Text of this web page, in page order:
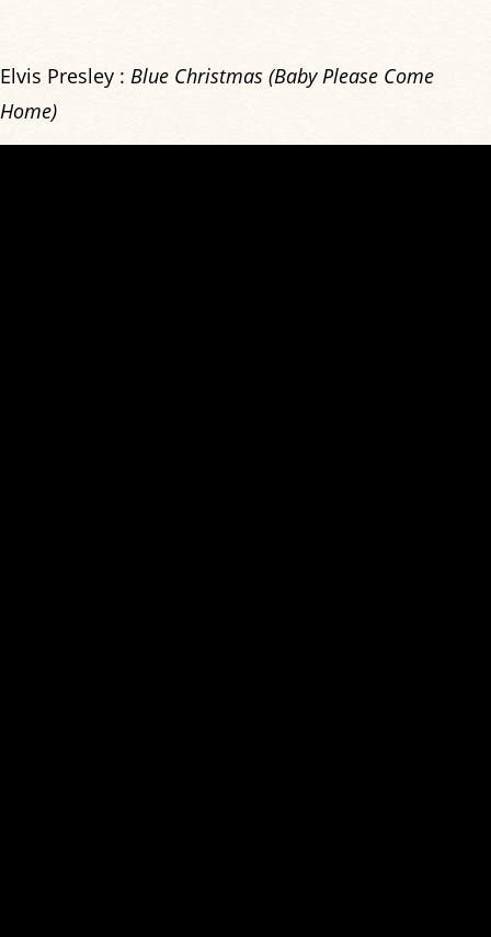
Elvis Presley : Blue Christmas (Baby Please Come
Home)